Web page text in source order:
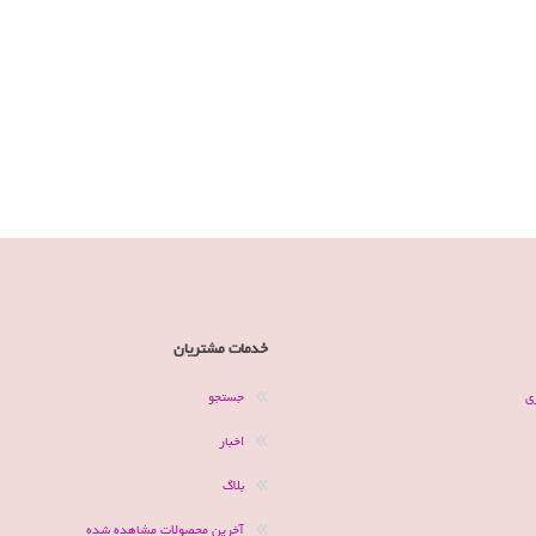
خدمات مشتریان
جستجو
اخبار
بلاگ
آخرین محصولات مشاهده شده